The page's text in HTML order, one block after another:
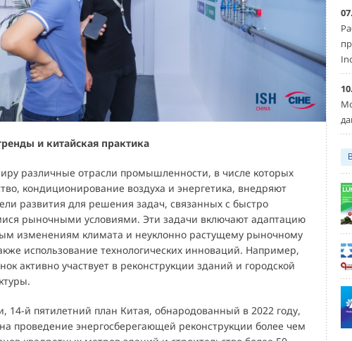
и китайская практика
различные отрасли промышленности, в числе которых
кондиционирование воздуха и энергетика, внедряют
развития для решения задач, связанных с быстро
рыночными условиями. Эти задачи включают адаптацию
изменениям климата и неуклонно растущему рыночному
использование технологических инноваций. Например,
активно участвует в реконструкции зданий и городской
14-й пятилетний план Китая, обнародованный в 2022 году,
проведение энергосберегающей реконструкции более чем